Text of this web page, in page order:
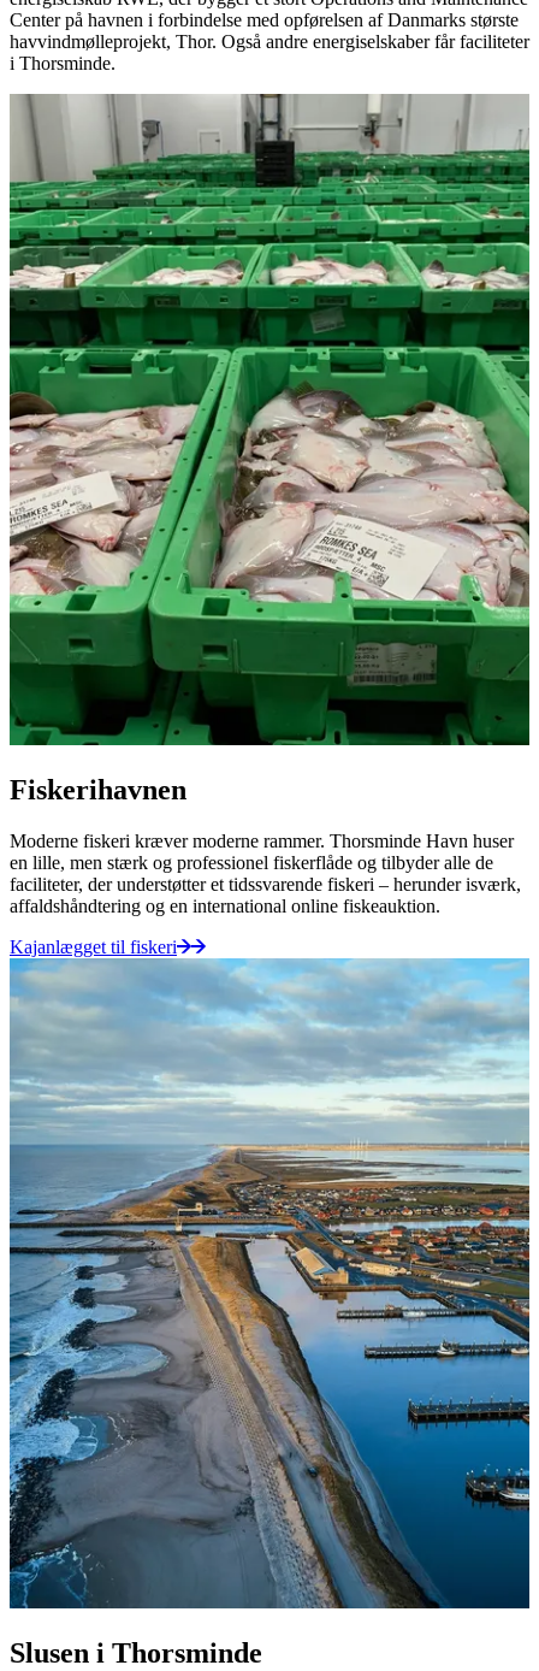
Center på havnen i forbindelse med opførelsen af Danmarks største
havvindmølleprojekt, Thor. Også andre energiselskaber får faciliteter
i Thorsminde.
Fiskerihavnen
Moderne fiskeri kræver moderne rammer. Thorsminde Havn huser
en lille, men stærk og professionel fiskerflåde og tilbyder alle de
faciliteter, der understøtter et tidssvarende fiskeri – herunder isværk,
affaldshåndtering og en international online fiskeauktion.
Kajanlægget til fiskeri
Slusen i Thorsminde